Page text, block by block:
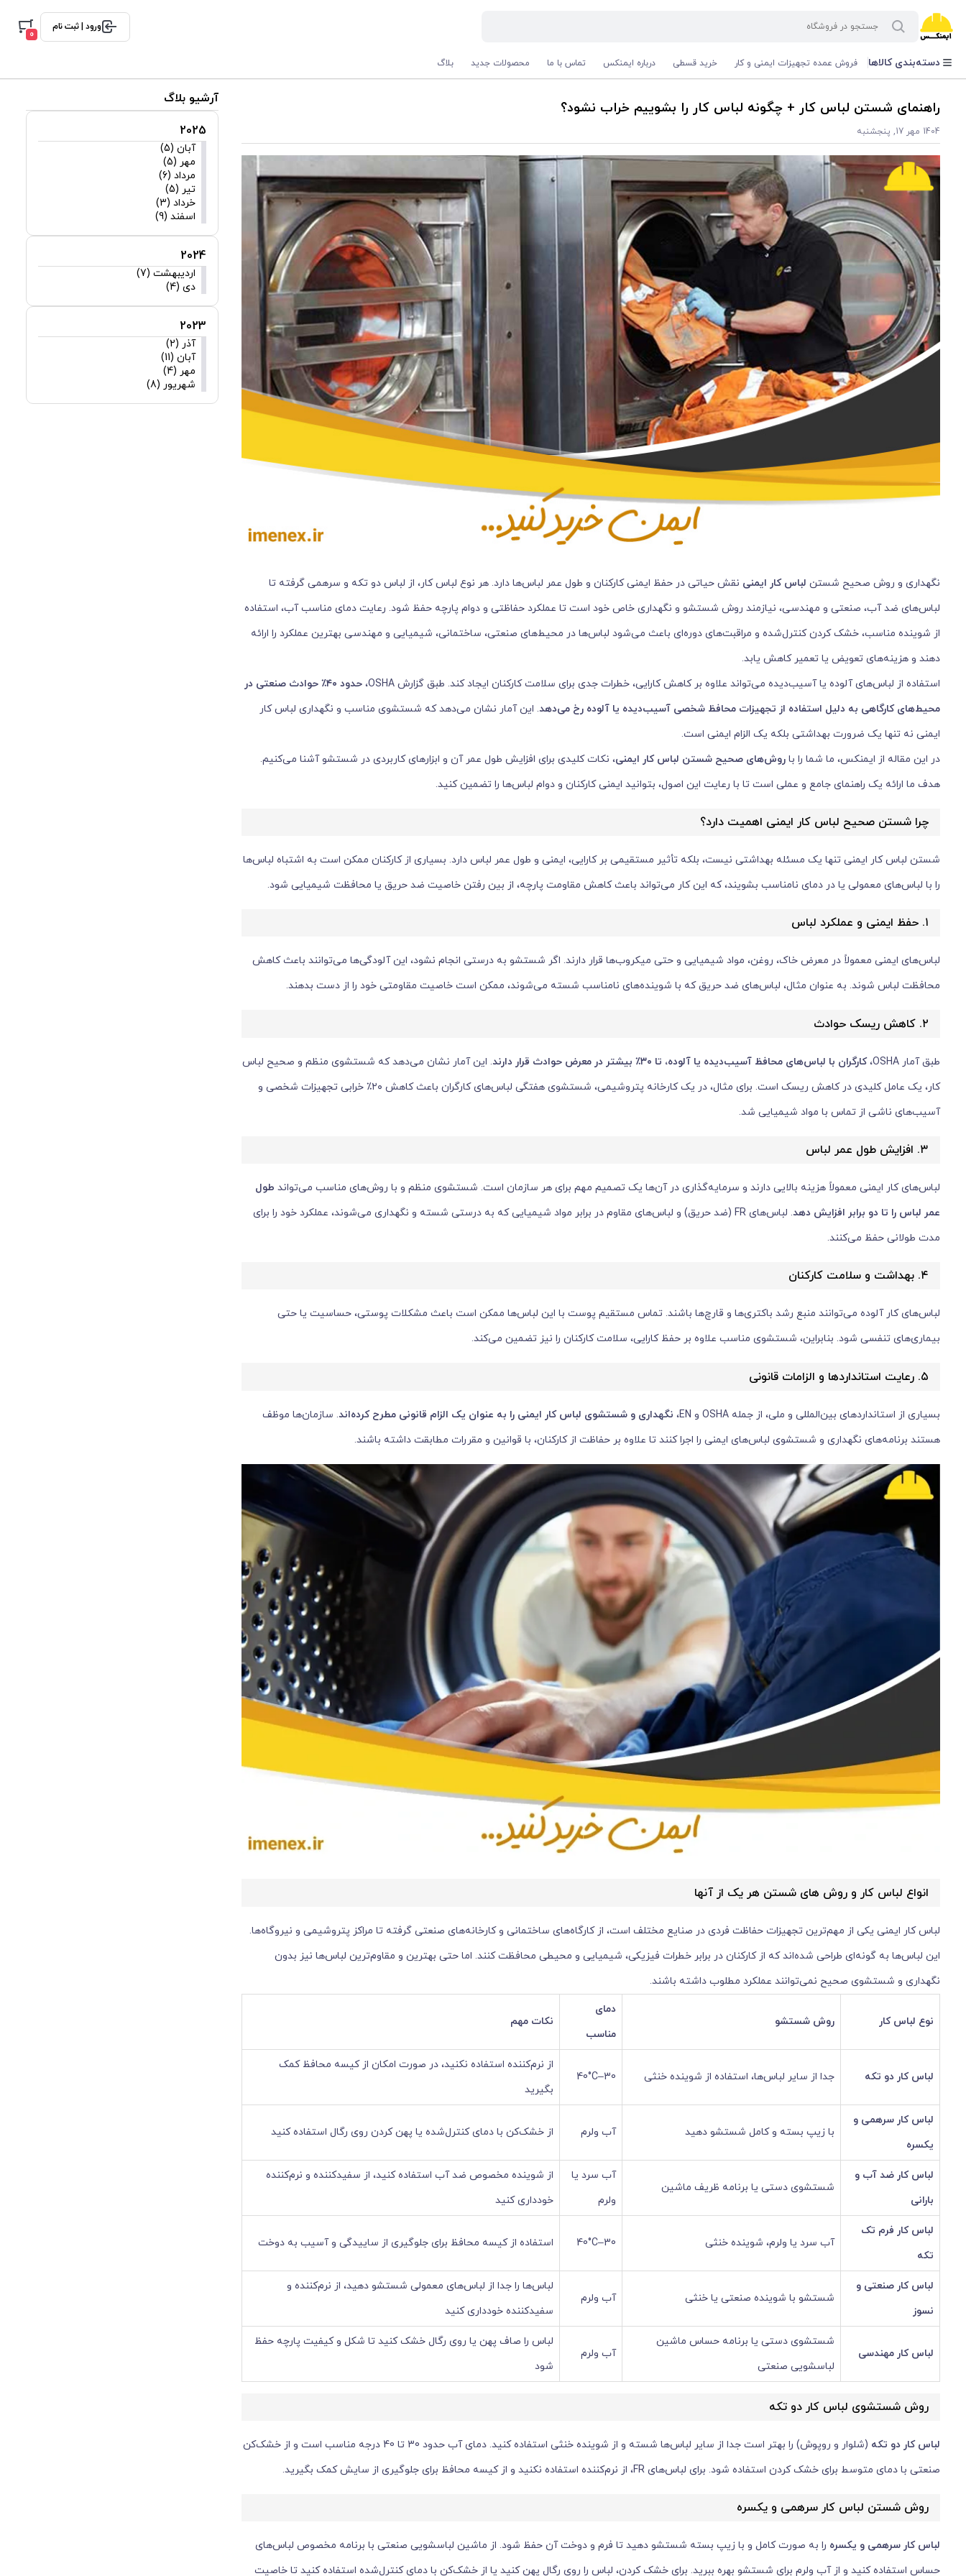
ورود | ثبت نام
0
دسته‌بندی کالاها فروش عمده تجهیزات ایمنی و کار خرید قسطی درباره ایمنکس تماس با ما محصولات جدید بلاگ
راهنمای شستن لباس کار + چگونه لباس کار را بشوییم خراب نشود؟
1404 مهر 17, پنجشنبه
نگهداری و روش صحیح شستن لباس کار ایمنی نقش حیاتی در حفظ ایمنی کارکنان و طول عمر لباس‌ها دارد. هر نوع لباس کار، از لباس دو تکه و سرهمی گرفته تا
لباس‌های ضد آب، صنعتی و مهندسی، نیازمند روش شستشو و نگهداری خاص خود است تا عملکرد حفاظتی و دوام پارچه حفظ شود. رعایت دمای مناسب آب، استفاده
از شوینده مناسب، خشک کردن کنترل‌شده و مراقبت‌های دوره‌ای باعث می‌شود لباس‌ها در محیط‌های صنعتی، ساختمانی، شیمیایی و مهندسی بهترین عملکرد را ارائه
دهند و هزینه‌های تعویض یا تعمیر کاهش یابد.
استفاده از لباس‌های آلوده یا آسیب‌دیده می‌تواند علاوه بر کاهش کارایی، خطرات جدی برای سلامت کارکنان ایجاد کند. طبق گزارش OSHA،
حدود ۴۰٪ حوادث صنعتی در
محیط‌های کارگاهی به دلیل استفاده از تجهیزات محافظ شخصی آسیب‌دیده یا آلوده رخ می‌دهد. این آمار نشان می‌دهد که شستشوی مناسب و نگهداری لباس کار
ایمنی نه تنها یک ضرورت بهداشتی بلکه یک الزام ایمنی است.
در این مقاله از ایمنکس، ما شما را با روش‌های صحیح شستن لباس کار ایمنی، نکات کلیدی برای افزایش طول عمر آن و ابزارهای کاربردی در شستشو آشنا می‌کنیم.
هدف ما ارائه یک راهنمای جامع و عملی است تا با رعایت این اصول، بتوانید ایمنی کارکنان و دوام لباس‌ها را تضمین کنید.
چرا شستن صحیح لباس کار ایمنی اهمیت دارد؟
شستن لباس کار ایمنی تنها یک مسئله بهداشتی نیست، بلکه تأثیر مستقیمی بر کارایی، ایمنی و طول عمر لباس دارد. بسیاری از کارکنان ممکن است به اشتباه لباس‌ها
را با لباس‌های معمولی یا در دمای نامناسب بشویند، که این کار می‌تواند باعث کاهش مقاومت پارچه، از بین رفتن خاصیت ضد حریق یا محافظت شیمیایی شود.
۱. حفظ ایمنی و عملکرد لباس
لباس‌های ایمنی معمولاً در معرض خاک، روغن، مواد شیمیایی و حتی میکروب‌ها قرار دارند. اگر شستشو به درستی انجام نشود، این آلودگی‌ها می‌توانند باعث کاهش
محافظت لباس شوند. به عنوان مثال، لباس‌های ضد حریق که با شوینده‌های نامناسب شسته می‌شوند، ممکن است خاصیت مقاومتی خود را از دست بدهند.
۲. کاهش ریسک حوادث
طبق آمار OSHA، کارگران با لباس‌های محافظ آسیب‌دیده یا آلوده، تا ۳۰٪ بیشتر در معرض حوادث قرار دارند. این آمار نشان می‌دهد که شستشوی منظم و صحیح لباس
کار، یک عامل کلیدی در کاهش ریسک است. برای مثال، در یک کارخانه پتروشیمی، شستشوی هفتگی لباس‌های کارگران باعث کاهش ۲۰٪ خرابی تجهیزات شخصی و
آسیب‌های ناشی از تماس با مواد شیمیایی شد.
۳. افزایش طول عمر لباس
لباس‌های کار ایمنی معمولاً هزینه بالایی دارند و سرمایه‌گذاری در آن‌ها یک تصمیم مهم برای هر سازمان است. شستشوی منظم و با روش‌های مناسب می‌تواند طول
عمر لباس را تا دو برابر افزایش دهد
. لباس‌های FR (ضد حریق) و لباس‌های مقاوم در برابر مواد شیمیایی که به درستی شسته و نگهداری می‌شوند، عملکرد خود را برای
مدت طولانی حفظ می‌کنند.
۴. بهداشت و سلامت کارکنان
لباس‌های کار آلوده می‌توانند منبع رشد باکتری‌ها و قارچ‌ها باشند. تماس مستقیم پوست با این لباس‌ها ممکن است باعث مشکلات پوستی، حساسیت یا حتی
بیماری‌های تنفسی شود. بنابراین، شستشوی مناسب علاوه بر حفظ کارایی، سلامت کارکنان را نیز تضمین می‌کند.
۵. رعایت استانداردها و الزامات قانونی
بسیاری از استانداردهای بین‌المللی و ملی، از جمله OSHA و EN، نگهداری و شستشوی لباس کار ایمنی را به عنوان یک الزام قانونی مطرح کرده‌اند. سازمان‌ها موظف
هستند برنامه‌های نگهداری و شستشوی لباس‌های ایمنی را اجرا کنند تا علاوه بر حفاظت از کارکنان، با قوانین و مقررات مطابقت داشته باشند.
انواع لباس کار و روش های شستن هر یک از آنها
لباس کار ایمنی یکی از مهم‌ترین تجهیزات حفاظت فردی در صنایع مختلف است، از کارگاه‌های ساختمانی و کارخانه‌های صنعتی گرفته تا مراکز پتروشیمی و نیروگاه‌ها.
این لباس‌ها به گونه‌ای طراحی شده‌اند که از کارکنان در برابر خطرات فیزیکی، شیمیایی و محیطی محافظت کنند. اما حتی بهترین و مقاوم‌ترین لباس‌ها نیز بدون
نگهداری و شستشوی صحیح نمی‌توانند عملکرد مطلوب داشته باشند.
نوع لباس کار روش شستشو
دمای
مناسب
نکات مهم
لباس کار دو تکه جدا از سایر لباس‌ها، استفاده از شوینده خنثی 30–40°C
از نرم‌کننده استفاده نکنید، در صورت امکان از کیسه محافظ کمک
بگیرید
لباس کار سرهمی و
یکسره
با زیپ بسته و کامل شستشو دهید آب ولرم از خشک‌کن با دمای کنترل‌شده یا پهن کردن روی رگال استفاده کنید
لباس کار ضد آب و
بارانی
شستشوی دستی یا برنامه ظریف ماشین
آب سرد یا
ولرم
از شوینده مخصوص ضد آب استفاده کنید، از سفیدکننده و نرم‌کننده
خودداری کنید
لباس کار فرم تک
تکه
آب سرد یا ولرم، شوینده خنثی 30–40°C استفاده از کیسه محافظ برای جلوگیری از ساییدگی و آسیب به دوخت
لباس کار صنعتی و
نسوز
شستشو با شوینده صنعتی یا خنثی آب ولرم
لباس‌ها را جدا از لباس‌های معمولی شستشو دهید، از نرم‌کننده و
سفیدکننده خودداری کنید
لباس کار مهندسی
شستشوی دستی یا برنامه حساس ماشین
لباسشویی صنعتی
آب ولرم
لباس را صاف پهن یا روی رگال خشک کنید تا شکل و کیفیت پارچه حفظ
شود
روش شستشوی لباس کار دو تکه
لباس کار دو تکه
(شلوار و روپوش) را بهتر است جدا از سایر لباس‌ها شسته و از شوینده خنثی استفاده کنید. دمای آب حدود 30 تا 40 درجه مناسب است و از خشک‌کن
صنعتی با دمای متوسط برای خشک کردن استفاده شود. برای لباس‌های FR، از نرم‌کننده استفاده نکنید و از کیسه محافظ برای جلوگیری از سایش کمک بگیرید.
روش شستن لباس کار سرهمی و یکسره
لباس کار سرهمی و یکسره را به صورت کامل و با زیپ بسته شستشو دهید تا فرم و دوخت آن حفظ شود. از ماشین لباسشویی صنعتی با برنامه مخصوص لباس‌های
حساس استفاده کنید و از آب ولرم برای شستشو بهره ببرید. برای خشک کردن، لباس را روی رگال پهن کنید یا از خشک‌کن با دمای کنترل‌شده استفاده کنید تا خاصیت
آرشیو بلاگ
2025
آبان (5)
مهر (5)
مرداد (6)
تیر (5)
خرداد (3)
اسفند (9)
2024
اردیبهشت (7)
دی (4)
2023
آذر (2)
آبان (11)
مهر (4)
شهریور (8)